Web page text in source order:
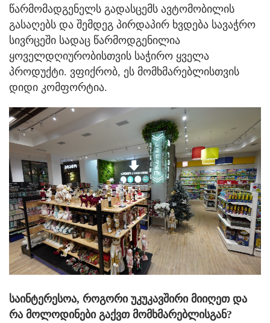
წარმომადგენელს გადასცემს ავტომობილის
გასაღებს და შემდეგ პირდაპირ ხვდება სავაჭრო
სივრცეში სადაც წარმოდგენილია
ყოველდღიურობისთვის საჭირო ყველა
პროდუქტი. ვფიქრობ, ეს მომხმარებლისთვის
დიდი კომფორტია.
საინტერესოა, როგორი უკუკავშირი მიიღეთ და
რა მოლოდინები გაქვთ მომხმარებლისგან?